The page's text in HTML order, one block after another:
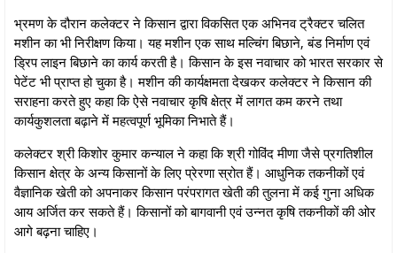
भ्रमण के दौरान कलेक्टर ने किसान द्वारा विकसित एक अभिनव ट्रैक्टर चलित
मशीन का भी निरीक्षण किया। यह मशीन एक साथ मल्चिंग बिछाने, बंड निर्माण एवं
ड्रिप लाइन बिछाने का कार्य करती है। किसान के इस नवाचार को भारत सरकार से
पेटेंट भी प्राप्त हो चुका है। मशीन की कार्यक्षमता देखकर कलेक्टर ने किसान की
सराहना करते हुए कहा कि ऐसे नवाचार कृषि क्षेत्र में लागत कम करने तथा
कार्यकुशलता बढ़ाने में महत्वपूर्ण भूमिका निभाते हैं।
कलेक्टर श्री किशोर कुमार कन्याल ने कहा कि श्री गोविंद मीणा जैसे प्रगतिशील
किसान क्षेत्र के अन्य किसानों के लिए प्रेरणा स्रोत हैं। आधुनिक तकनीकों एवं
वैज्ञानिक खेती को अपनाकर किसान परंपरागत खेती की तुलना में कई गुना अधिक
आय अर्जित कर सकते हैं। किसानों को बागवानी एवं उन्नत कृषि तकनीकों की ओर
आगे बढ़ना चाहिए।